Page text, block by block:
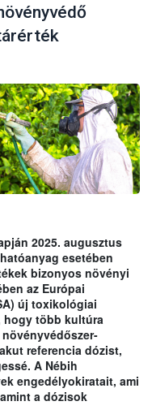
2025. augusztus
esetében
bizonyos növényi
az Európai
új toxikológiai
hogy több kultúra
referencia dózist,
A Nébih
engedélyokiratait, ami
a dózisok